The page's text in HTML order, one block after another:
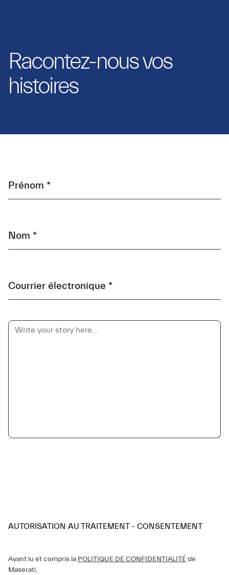
Racontez-nous vos
histoires
Prénom *
Nom *
Courrier électronique *
AUTORISATION AU TRAITEMENT - CONSENTEMENT
Ayant lu et compris la POLITIQUE DE CONFIDENTIALITÉ de
Maserati,